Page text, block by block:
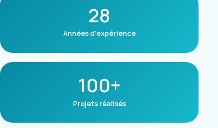
28
Années d'expérience
100+
Projets réalisés